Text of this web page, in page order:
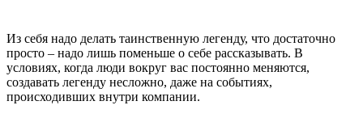
Из себя надо делать таинственную легенду, что достаточно
просто – надо лишь поменьше о себе рассказывать. В
условиях, когда люди вокруг вас постоянно меняются,
создавать легенду несложно, даже на событиях,
происходивших внутри компании.